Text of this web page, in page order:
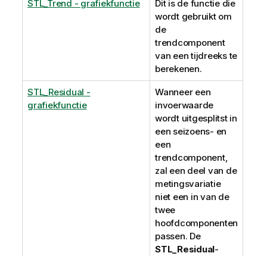
STL_Trend - grafiekfunctie
Dit is de functie die
wordt gebruikt om
de
trendcomponent
van een tijdreeks te
berekenen.
STL_Residual -
grafiekfunctie
Wanneer een
invoerwaarde
wordt uitgesplitst in
een seizoens- en
een
trendcomponent,
zal een deel van de
metingsvariatie
niet een in van de
twee
hoofdcomponenten
passen. De
STL_Residual-